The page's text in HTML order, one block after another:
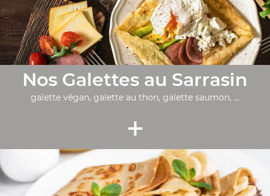
Nos Galettes au Sarrasin
galette végan, galette au thon, galette saumon, ...
+